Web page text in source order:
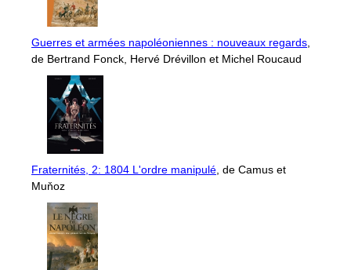
Guerres et armées napoléoniennes : nouveaux regards
de Bertrand Fonck, Hervé Drévillon et Michel Roucaud
Fraternités, 2: 1804 L'ordre manipulé , de Camus et
Muňoz